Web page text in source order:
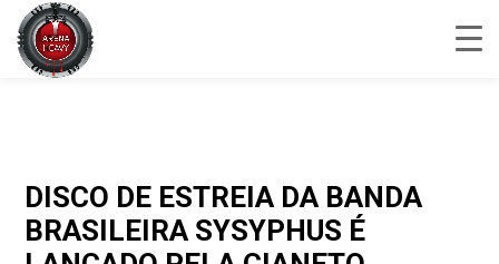
DISCO DE ESTREIA DA BANDA
BRASILEIRA SYSYPHUS É